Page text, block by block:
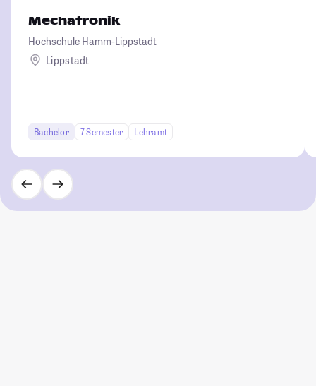
Mechatronik
Hochschule Hamm-Lippstadt
Lippstadt
Bachelor 7 Semester Lehramt